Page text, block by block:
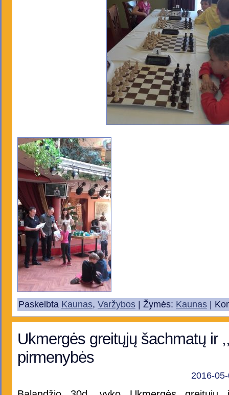
Paskelbta Kaunas, Varžybos | Žymės: Kaunas |
Ukmergės greitųjų šachmatų ir
pirmenybės
2016-